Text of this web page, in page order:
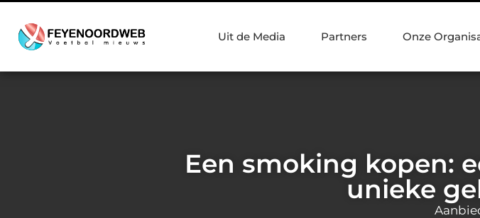
Uit de Media Partners Onze
Een smoking kopen:
unieke